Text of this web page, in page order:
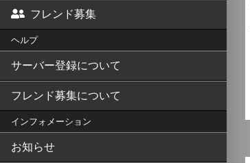
フレンド募集
ヘルプ
サーバー登録について
フレンド募集について
インフォメーション
お知らせ